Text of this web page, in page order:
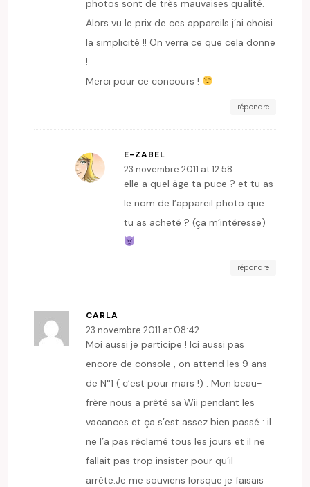
photos sont de très mauvaises qualité.
Alors vu le prix de ces appareils j’ai choisi
la simplicité !! On verra ce que cela donne
!
Merci pour ce concours !
répondre
E-ZABEL
23 novembre 2011 at 12:58
elle a quel âge ta puce ? et tu as
le nom de l’appareil photo que
tu as acheté ? (ça m’intéresse)
répondre
CARLA
23 novembre 2011 at 08:42
Moi aussi je participe ! Ici aussi pas
encore de console , on attend les 9 ans
de N°1 ( c’est pour mars !) . Mon beau-
frère nous a prêté sa Wii pendant les
vacances et ça s’est assez bien passé : il
ne l’a pas réclamé tous les jours et il ne
fallait pas trop insister pour qu’il
arrête.Je me souviens lorsque je faisais